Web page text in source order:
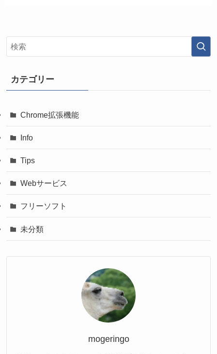
カテゴリー
Chrome拡張機能
Info
Tips
Webサービス
フリーソフト
未分類
mogeringo